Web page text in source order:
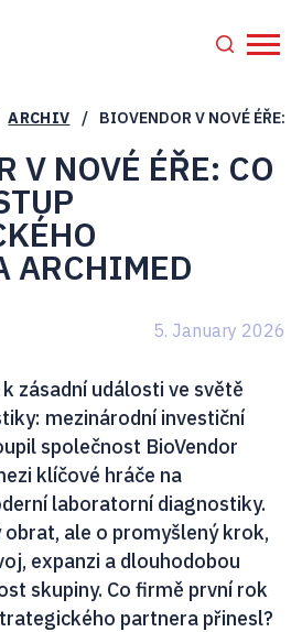
ARCHIV / BIOVENDOR V NOVÉ ÉŘE:
V NOVÉ ÉŘE: CO
ARCHIMED
5. January 2026
zásadní události ve světě
mezinárodní investiční
společnost BioVendor
klíčové hráče na
laboratorní diagnostiky.
ale o promyšlený krok,
expanzi a dlouhodobou
skupiny. Co firmě první rok
partnera přinesl?